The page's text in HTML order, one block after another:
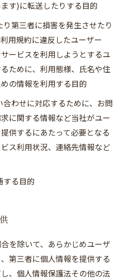
す)に転送したりする目的
第三者に損害を発生させたり
用規約に違反したユーザー
ービスを利用しようとするユ
ために、利用態様、氏名や住
の情報を利用する目的
わせに対応するために、お問
に関する情報など当社がユー
供するにあたって必要となる
ス利用状況、連絡先情報など
する目的
を除いて、あらかじめユーザ
第三者に個人情報を提供する
、個人情報保護法その他の法